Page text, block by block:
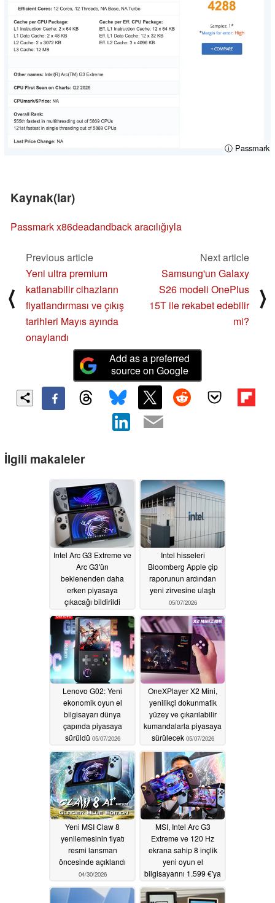
ⓘ Passmark
Kaynak(lar)
Passmarkx86deadandback aracılığıyla
⟨
Previous article
Yeni ultra premium
katlanabilir cihazların
fiyatlandırması ve çıkış
tarihleri Mayıs ayında
onaylandı
Next article
Samsung'un Galaxy
S26 modeli OnePlus
15T ile rekabet edebilir
mi?
⟩
Add as a preferred
source on Google
İlgili makaleler
Intel Arc G3 Extreme ve
Arc G3'ün
beklenenden daha
erken piyasaya
çıkacağı bildirildi
05/27/2026
Intel hisseleri
Bloomberg Apple çip
raporunun ardından
yeni zirvesine ulaştı
05/07/2026
Lenovo G02: Yeni
ekonomik oyun el
bilgisayarı dünya
çapında piyasaya
sürüldü 05/07/2026
OneXPlayer X2 Mini,
yenilikçi dokunmatik
yüzey ve çıkarılabilir
kumandalarla piyasaya
sürülecek 05/07/2026
Yeni MSI Claw 8
yenilemesinin fiyatı
resmi lansman
öncesinde açıklandı
04/30/2026
MSI, Intel Arc G3
Extreme ve 120 Hz
ekrana sahip 8 inçlik
yeni oyun el
bilgisayarını 1.599 €'ya
04/30/2026